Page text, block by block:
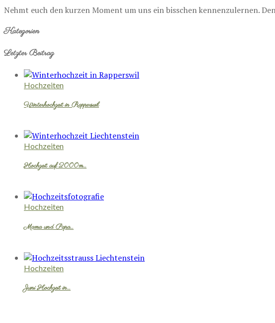
Nehmt euch den kurzen Moment um uns ein bisschen kennenzulernen.
Kategorien
Letzter Beitrag
Hochzeiten
Winterhochzeit in Rapperswil
Hochzeiten
Hochzeit auf 2000m…
Hochzeiten
Mama und Papa…
Hochzeiten
Juni Hochzeit in…